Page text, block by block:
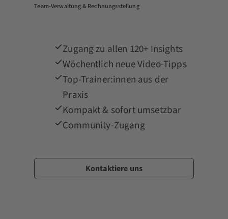
Team-Verwaltung & Rechnungsstellung
Zugang zu allen 120+ Insights
Wöchentlich neue Video-Tipps
Top-Trainer:innen aus der
Praxis
Kompakt & sofort umsetzbar
Community-Zugang
Kontaktiere uns